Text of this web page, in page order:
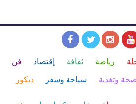
رياضة ثقافة إقتصاد فن
صحة وتغذية سياحة وسفر ديكور